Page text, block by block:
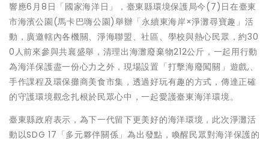
響應6月8日「國家海洋日」，臺東縣環境保護局今(7)日在臺東
市海濱公園(馬卡巴嗨公園)舉辦「永續東海岸×淨灘尋寶趣」活
動，廣邀轄內各機關、淨海聯盟、社區、學校與熱心民眾，約30
0人前來參與共襄盛舉，清理出海灘廢棄物212公斤，一起用行動
為海洋保護盡一份心力之外，現場設置「打擊海廢闖關」遊戲,、
手作課程及環保攤商美食市集，透過好玩有趣的方式，傳達正確
的守護環境觀念扎根於民眾心中，一起愛護臺東海洋環境。
臺東縣政府表示，為下一代留下更美好的海洋環境，此次淨灘活
動以SDG 17「多元夥伴關係」為出發點，喚醒民眾對海洋保護的